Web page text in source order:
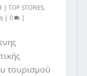
| TOP STORIES,
| 0 |
τουρισμού